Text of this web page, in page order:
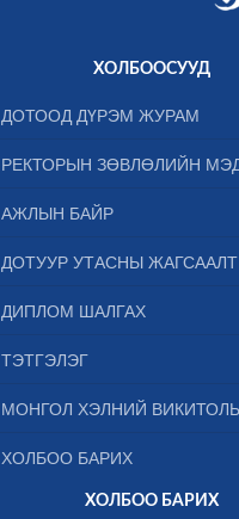
ХОЛБООСУУД
ДОТООД ДҮРЭМ ЖУРАМ
РЕКТОРЫН ЗӨВЛӨЛИЙН
АЖЛЫН БАЙР
ДОТУУР УТАСНЫ ЖАГСААЛТ
ДИПЛОМ ШАЛГАХ
ТЭТГЭЛЭГ
МОНГОЛ ХЭЛНИЙ ВИКИТОЛЬ
ХОЛБОО БАРИХ
ХОЛБОО БАРИХ